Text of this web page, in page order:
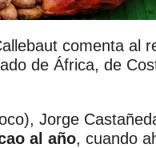
comenta al
de África, de
Jorge
al año, cuando